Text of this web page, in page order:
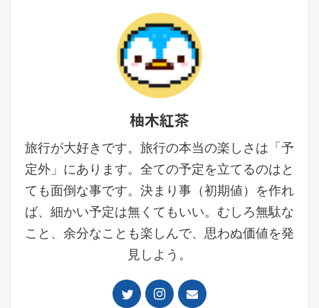
柚木紅茶
旅行が大好きです。旅行の本当の楽しさは「予
定外」にあります。全ての予定を立てるのはと
ても面倒な事です。決まり事（初期値）を作れ
ば、細かい予定は無くてもいい。むしろ無駄な
こと、余分なことも楽しんで、思わぬ価値を発
見しよう。